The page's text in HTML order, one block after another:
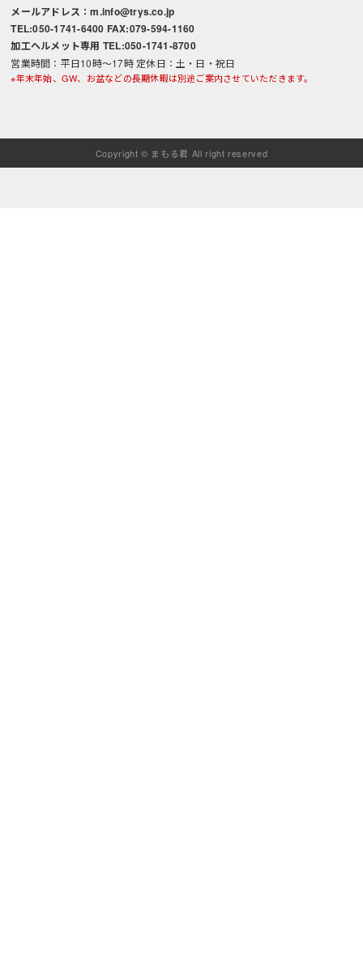
メールアドレス：m.info@trys.co.jp
TEL:050-1741-6400 FAX:079-594-1160
加工ヘルメット専用 TEL:050-1741-8700
営業時間：平日10時～17時 定休日：土・日・祝日
※年末年始、GW、お盆などの長期休暇は別途ご案内させていただきます。
Copyright © まもる君 All right reserved